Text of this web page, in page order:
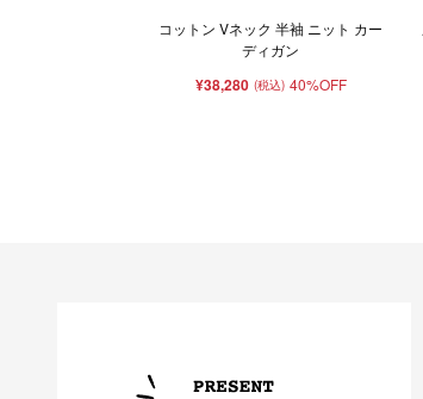
コットン Vネック 半袖 ニット カー
ディガン
¥38,280 (税込) 40%OFF